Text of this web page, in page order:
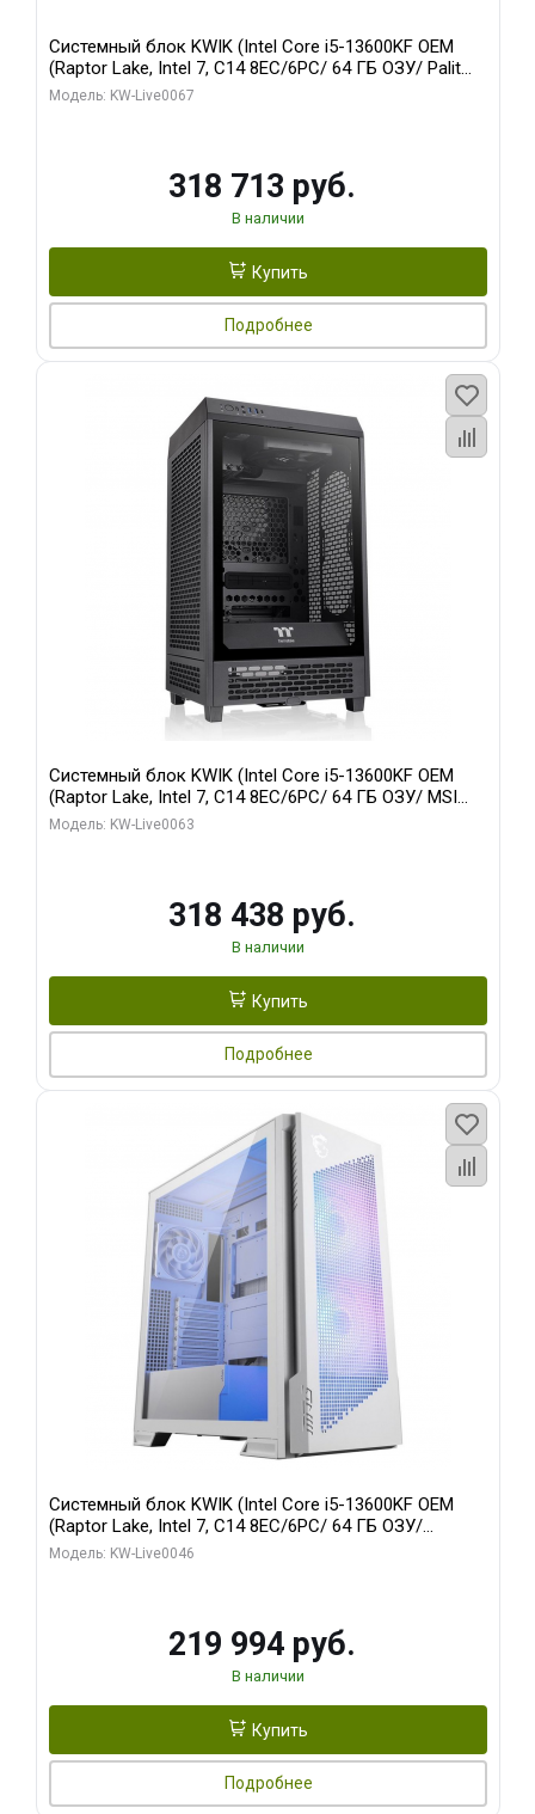
Системный блок KWIK (Intel Core i5-13600KF OEM
(Raptor Lake, Intel 7, C14 8EC/6PC/ 64 ГБ ОЗУ/ Palit
RTX5080 GAMINGPRO OC 16GB GDDR7 256bit 3xDP
Модель: KW-Live0067
318 713 руб.
В наличии
Купить
Подробнее
Системный блок KWIK (Intel Core i5-13600KF OEM
(Raptor Lake, Intel 7, C14 8EC/6PC/ 64 ГБ ОЗУ/ MSI
RTX5080 VENTUS 3X OC 16GB GDDR7 256bit 3xDP
Модель: KW-Live0063
318 438 руб.
В наличии
Купить
Подробнее
Системный блок KWIK (Intel Core i5-13600KF OEM
(Raptor Lake, Intel 7, C14 8EC/6PC/ 64 ГБ ОЗУ/
Gigabyte RTX5060Ti GAMING OC 8GB GDDR7 128bit
Модель: KW-Live0046
219 994 руб.
В наличии
Купить
Подробнее